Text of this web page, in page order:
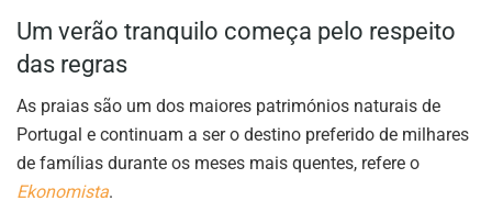
Um verão tranquilo começa pelo respeito
das regras
As praias são um dos maiores patrimónios naturais de
Portugal e continuam a ser o destino preferido de milhares
de famílias durante os meses mais quentes, refere o
Ekonomista.